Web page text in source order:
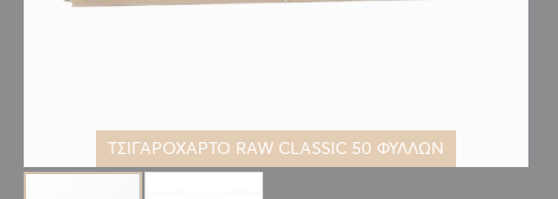
ΤΣΙΓΑΡΟΧΑΡΤΟ RAW CLASSIC 50 ΦΥΛΛΩΝ